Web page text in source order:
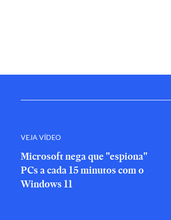
VEJA VÍDEO
Microsoft nega que "espiona"
PCs a cada 15 minutos com o
Windows 11